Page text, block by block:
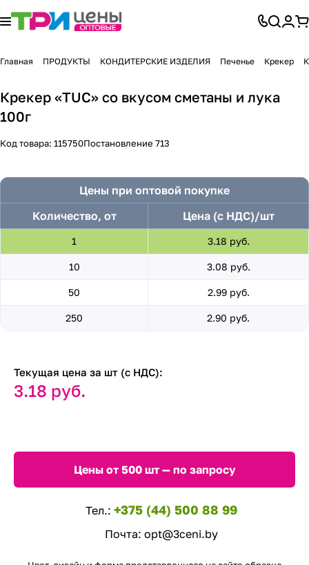
Главная ПРОДУКТЫ КОНДИТЕРСКИЕ ИЗДЕЛИЯ Печенье Крекер
Крекер «TUC» со вкусом сметаны и лука
100г
Код товара: 115750Постановление 713
Цены при оптовой покупке
Количество, от
Цена (с НДС)/шт
1 3.18 руб.
10 3.08 руб.
50 2.99 руб.
250 2.90 руб.
Текущая цена за шт (с НДС):
3.18 руб.
Цены от 500 шт — по запросу
Тел.: +375 (44) 500 88 99
Почта: opt@3ceni.by